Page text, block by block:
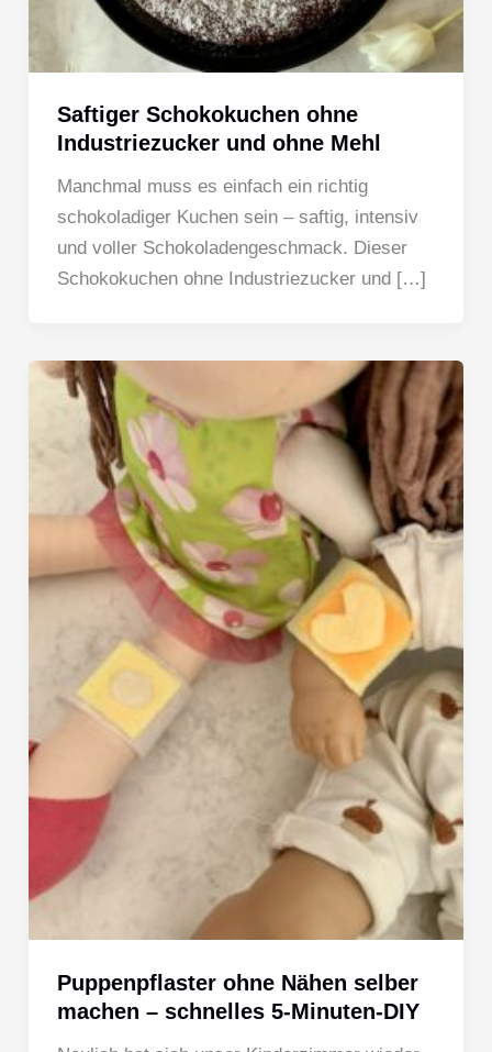
Saftiger Schokokuchen ohne
Industriezucker und ohne Mehl
Manchmal muss es einfach ein richtig
schokoladiger Kuchen sein – saftig, intensiv
und voller Schokoladengeschmack. Dieser
Schokokuchen ohne Industriezucker und […]
Puppenpflaster ohne Nähen selber
machen – schnelles 5-Minuten-DIY